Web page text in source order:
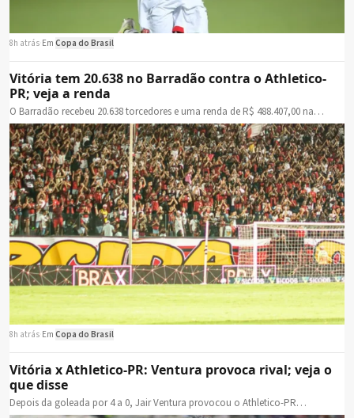
8h atrás Em Copa do Brasil
Vitória tem 20.638 no Barradão contra o Athletico-
PR; veja a renda
O Barradão recebeu 20.638 torcedores e uma renda de R$ 488.407,00 na…
8h atrás Em Copa do Brasil
Vitória x Athletico-PR: Ventura provoca rival; veja o
que disse
Depois da goleada por 4 a 0, Jair Ventura provocou o Athletico-PR…